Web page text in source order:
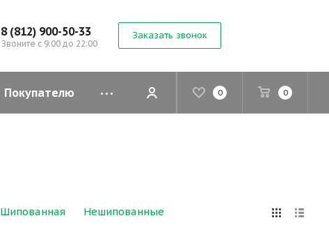
8 (812) 900-50-33
Звоните с 9:00 до 22:00
Заказать звонок
0 0
Покупателю
Шипованная Нешипованные